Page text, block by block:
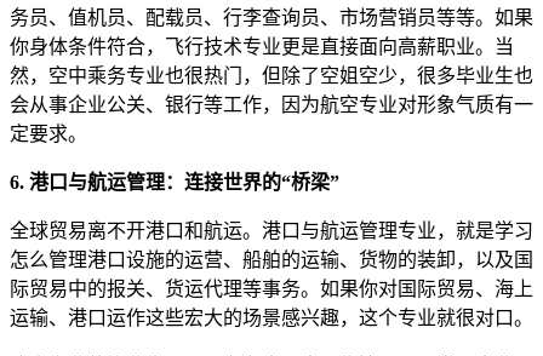
务员、值机员、配载员、行李查询员、市场营销员等等。如果
你身体条件符合，飞行技术专业更是直接面向高薪职业。当
然，空中乘务专业也很热门，但除了空姐空少，很多毕业生也
会从事企业公关、银行等工作，因为航空专业对形象气质有一
定要求。
6. 港口与航运管理：连接世界的“桥梁”
全球贸易离不开港口和航运。港口与航运管理专业，就是学习
怎么管理港口设施的运营、船舶的运输、货物的装卸，以及国
际贸易中的报关、货运代理等事务。如果你对国际贸易、海上
运输、港口运作这些宏大的场景感兴趣，这个专业就很对口。